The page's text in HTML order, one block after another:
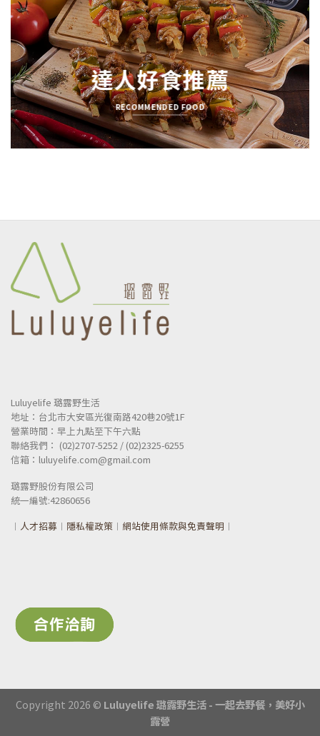
達人好食推薦
RECOMMENDED FOOD
Luluyelife 璐露野生活
地址：台北市大安區光復南路420巷20號1F
營業時間：早上九點至下午六點
聯絡我們： (02)2707-5252 / (02)2325-6255
信箱：luluyelife.com@gmail.com
璐露野股份有限公司
統一編號:42860656
︱ 人才招募 ︱ 隱私權政策 ︱ 網站使用條款與免責聲明 ︱
Copyright 2026 © Luluyelife 璐露野生活 - 一起去野餐，美好小
露營